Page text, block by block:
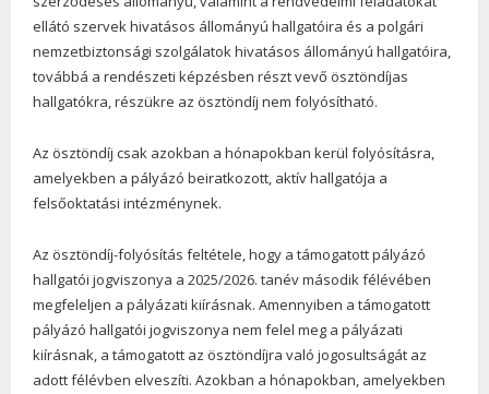
ellátó szervek hivatásos állományú hallgatóira és a polgári
nemzetbiztonsági szolgálatok hivatásos állományú hallgatóira,
továbbá a rendészeti képzésben részt vevő ösztöndíjas
hallgatókra, részükre az ösztöndíj nem folyósítható.
Az ösztöndíj csak azokban a hónapokban kerül folyósításra,
amelyekben a pályázó beiratkozott, aktív hallgatója a
felsőoktatási intézménynek.
Az ösztöndíj-folyósítás feltétele, hogy a támogatott pályázó
hallgatói jogviszonya a 2025/2026. tanév második félévében
megfeleljen a pályázati kiírásnak. Amennyiben a támogatott
pályázó hallgatói jogviszonya nem felel meg a pályázati
kiírásnak, a támogatott az ösztöndíjra való jogosultságát az
adott félévben elveszíti. Azokban a hónapokban, amelyekben